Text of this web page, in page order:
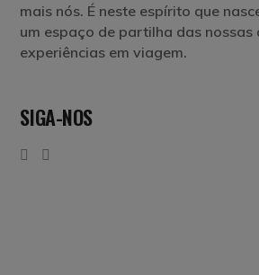
mais nós. É neste espírito que
um espaço de partilha das nossas
experiências em viagem.
SIGA-NOS